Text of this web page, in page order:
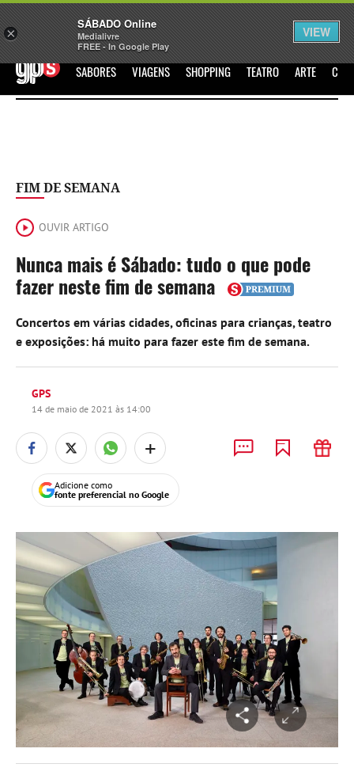
Sábado Assine Iniciar Sessão
GPS SABORES VIAGENS SHOPPING TEATRO ARTE
FIM DE SEMANA
OUVIR ARTIGO
Nunca mais é Sábado: tudo o que pode
fazer neste fim de semana
Concertos em várias cidades, oficinas para crianças, teatro
e exposições: há muito para fazer este fim de semana.
GPS
14 de maio de 2021 às 14:00
+
Adicione como
fonte preferencial no Google
×
SÁBADO Online
Medialivre
FREE - In Google Play
VIEW